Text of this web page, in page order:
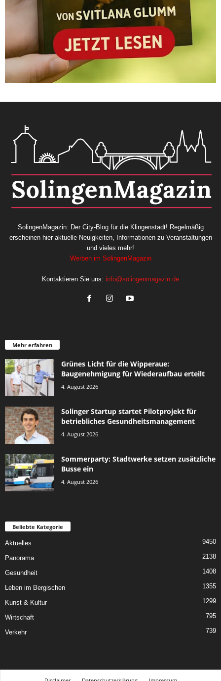
SolingenMagazin: Der City-Blog für die Klingenstadt! Regelmäßig
erscheinen hier aktuelle Neuigkeiten, Informationen zu Veranstaltungen
und vieles mehr!
Werben im SolingenMagazin
Kontaktieren Sie uns: info@solingenmagazin.de
Mehr erfahren
Grünes Licht für die Wipperaue:
Baugenehmigung für Wiederaufbau erteilt
4. August 2026
Solinger Startup startet Pilotprojekt für
betriebliches Gesundheitsmanagement
4. August 2026
Sommerparty: Stadtwerke setzen zusätzliche
Busse ein
4. August 2026
Beliebte Kategorie
Aktuelles 9450
Panorama 2138
Gesundheit 1408
Leben im Bergischen 1355
Kunst & Kultur 1299
Wirtschaft 795
Verkehr 739